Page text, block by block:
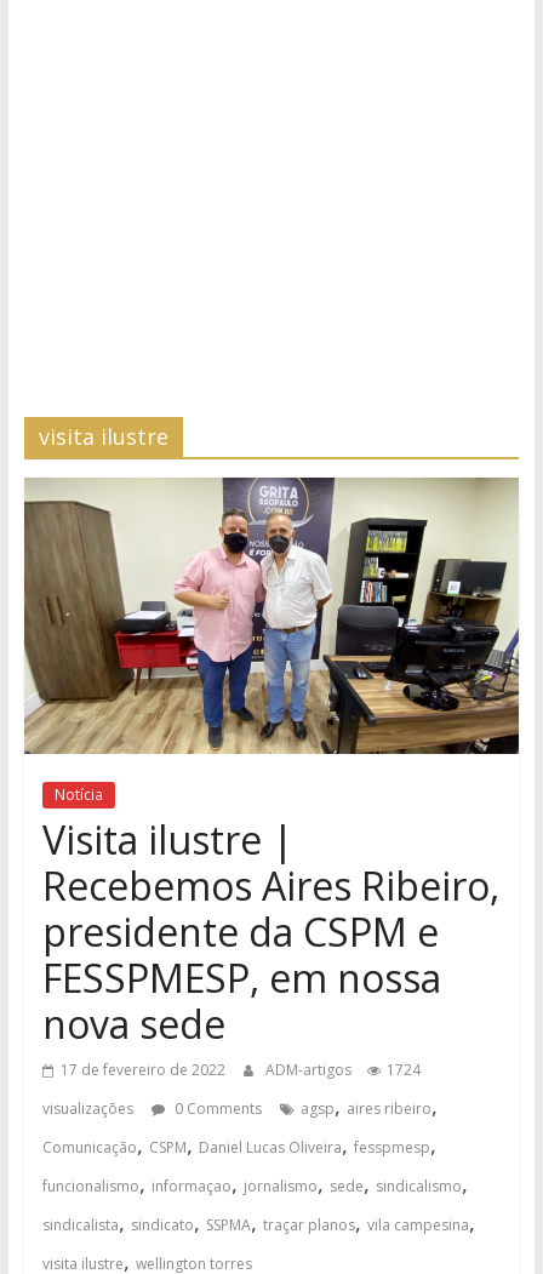
visita ilustre
Notícia
Visita ilustre |
Recebemos Aires Ribeiro,
presidente da CSPM e
FESSPMESP, em nossa
nova sede
17 de fevereiro de 2022 ADM-artigos
1724
visualizações
0 Comments agsp, aires ribeiro,
Comunicação, CSPM, Daniel Lucas Oliveira, fesspmesp,
funcionalismo, informaçao, jornalismo, sede, sindicalismo,
sindicalista, sindicato, SSPMA, traçar planos, vila campesina,
visita ilustre, wellington torres